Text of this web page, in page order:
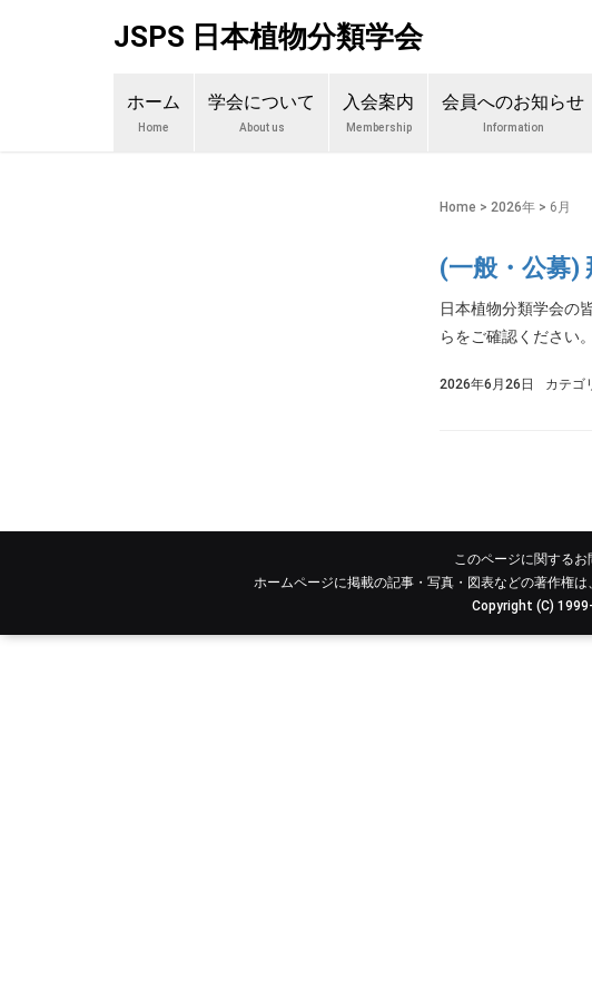
JSPS 日本植物分類学会
ホーム
Home
学会について
About us
入会案内
Membership
会員へのお知らせ
Information
Home > 2026年> 6月
(一般・公募)
日本植物分類学会の
らをご確認ください
2026年6月26日 カテゴ
このページに関する
ホームページに掲載の記事・写真・図表などの著作権
Copyright (C)